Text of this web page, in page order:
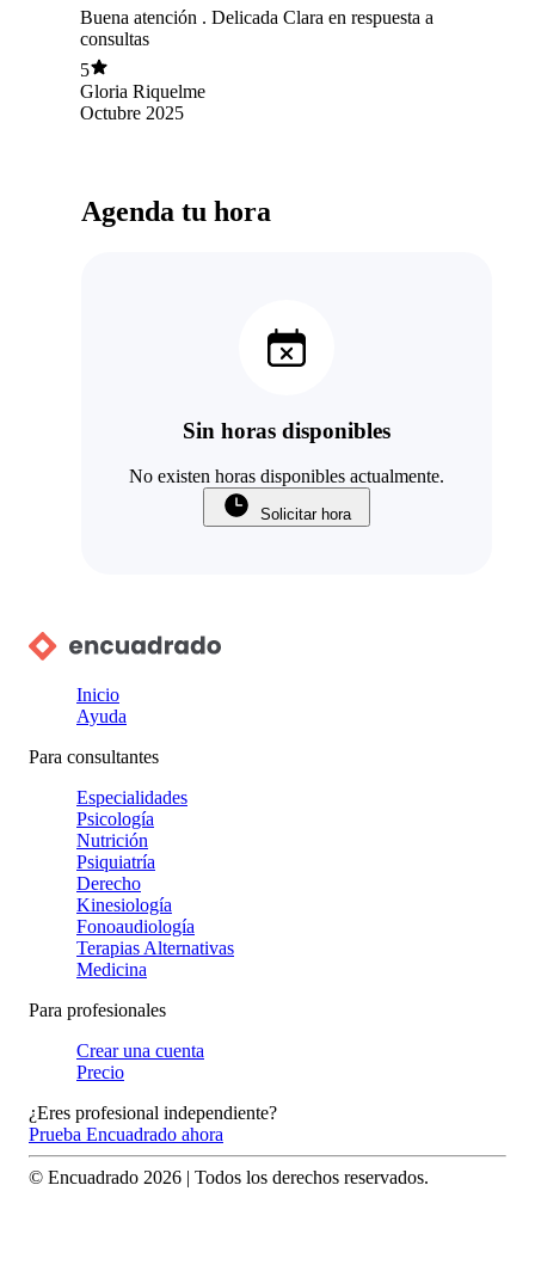
Buena atención . Delicada Clara en respuesta a
consultas
5
Gloria Riquelme
Octubre 2025
Agenda tu hora
Sin horas disponibles
No existen horas disponibles actualmente.
Solicitar hora
Inicio
Ayuda
Para consultantes
Especialidades
Psicología
Nutrición
Psiquiatría
Derecho
Kinesiología
Fonoaudiología
Terapias Alternativas
Medicina
Para profesionales
Crear una cuenta
Precio
¿Eres profesional independiente?
Prueba Encuadrado ahora
© Encuadrado 2026 | Todos los derechos reservados.